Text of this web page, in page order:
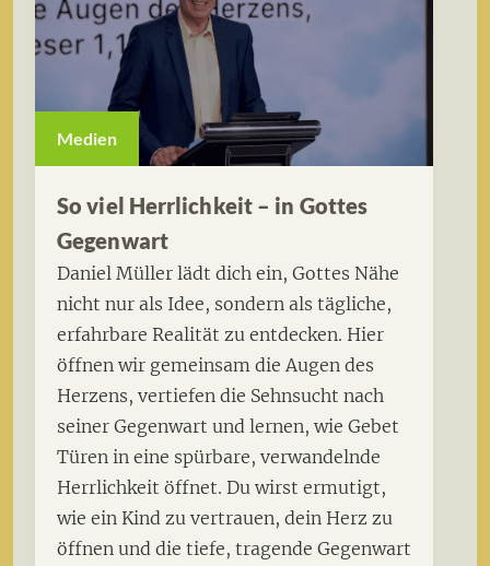
Medien
So viel Herrlichkeit – in Gottes
Gegenwart
Daniel Müller lädt dich ein, Gottes Nähe
nicht nur als Idee, sondern als tägliche,
erfahrbare Realität zu entdecken. Hier
öffnen wir gemeinsam die Augen des
Herzens, vertiefen die Sehnsucht nach
seiner Gegenwart und lernen, wie Gebet
Türen in eine spürbare, verwandelnde
Herrlichkeit öffnet. Du wirst ermutigt,
wie ein Kind zu vertrauen, dein Herz zu
öffnen und die tiefe, tragende Gegenwart